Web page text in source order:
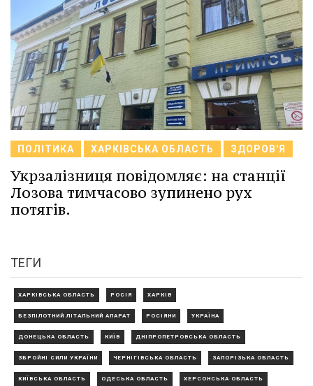
ПОЛІТИКА ХАРКІВСЬКА ОБЛАСТЬ ЗДОРОВ'Я
Укрзалізниця повідомляє: на станції
Лозова тимчасово зупинено рух
потягів.
ТЕГИ
ХАРКІВСЬКА ОБЛАСТЬ РОСІЯ ХАРКІВ
БЕЗПІЛОТНИЙ ЛІТАЛЬНИЙ АПАРАТ РОСІЯНИ УКРАЇНА
ДОНЕЦЬКА ОБЛАСТЬ КИЇВ ДНІПРОПЕТРОВСЬКА ОБЛАСТЬ
ЗБРОЙНІ СИЛИ УКРАЇНИ ЧЕРНІГІВСЬКА ОБЛАСТЬ ЗАПОРІЗЬКА ОБЛАСТЬ
КИЇВСЬКА ОБЛАСТЬ ОДЕСЬКА ОБЛАСТЬ ХЕРСОНСЬКА ОБЛАСТЬ